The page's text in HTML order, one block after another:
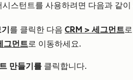
스턴트를 사용하려면 다음과 같이
를 클릭한 다음 CRM > 세그먼트
그먼트로 이동하세요.
만들기를 클릭합니다.